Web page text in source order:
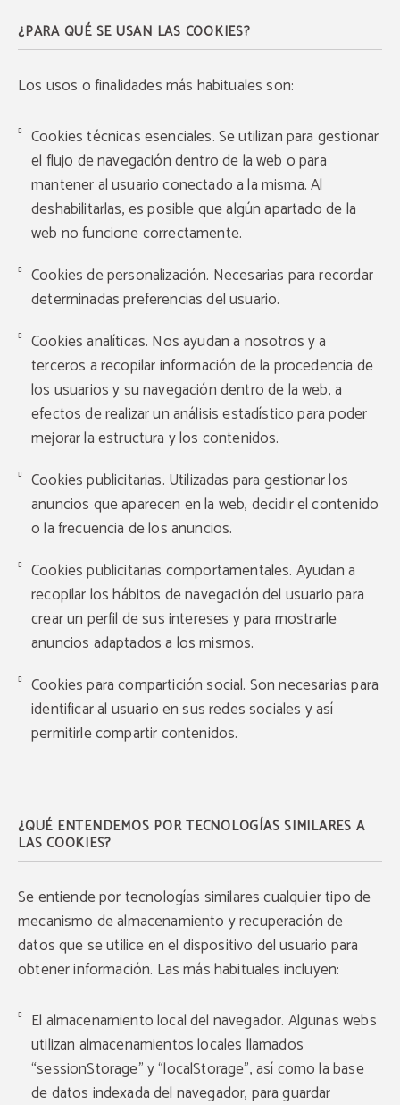
¿PARA QUÉ SE USAN LAS COOKIES?
Los usos o finalidades más habituales son:
Cookies técnicas esenciales. Se utilizan para gestionar
el flujo de navegación dentro de la web o para
mantener al usuario conectado a la misma. Al
deshabilitarlas, es posible que algún apartado de la
web no funcione correctamente.
Cookies de personalización. Necesarias para recordar
determinadas preferencias del usuario.
Cookies analíticas. Nos ayudan a nosotros y a
terceros a recopilar información de la procedencia de
los usuarios y su navegación dentro de la web, a
efectos de realizar un análisis estadístico para poder
mejorar la estructura y los contenidos.
Cookies publicitarias. Utilizadas para gestionar los
anuncios que aparecen en la web, decidir el contenido
o la frecuencia de los anuncios.
Cookies publicitarias comportamentales. Ayudan a
recopilar los hábitos de navegación del usuario para
crear un perfil de sus intereses y para mostrarle
anuncios adaptados a los mismos.
Cookies para compartición social. Son necesarias para
identificar al usuario en sus redes sociales y así
permitirle compartir contenidos.
¿QUÉ ENTENDEMOS POR TECNOLOGÍAS SIMILARES A
LAS COOKIES?
Se entiende por tecnologías similares cualquier tipo de
mecanismo de almacenamiento y recuperación de
datos que se utilice en el dispositivo del usuario para
obtener información. Las más habituales incluyen:
El almacenamiento local del navegador. Algunas webs
utilizan almacenamientos locales llamados
“sessionStorage” y “localStorage”, así como la base
de datos indexada del navegador, para guardar